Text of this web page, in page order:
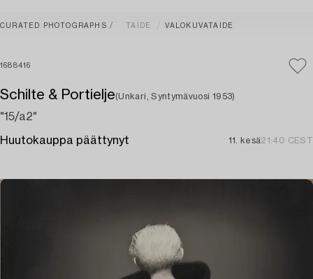
CURATED PHOTOGRAPHS TAIDE VALOKUVATAIDE
1688416
Schilte & Portielje(Unkari, Syntymävuosi 1953)
"15/a2"
Huutokauppa päättynyt 11. kesä21:40 CEST